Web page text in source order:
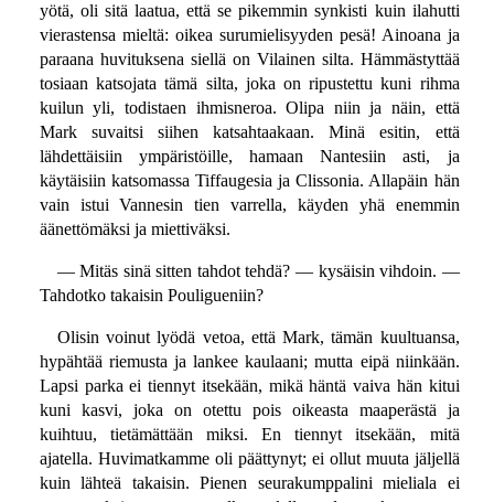
yötä, oli sitä laatua, että se pikemmin synkisti kuin ilahutti
vierastensa mieltä: oikea surumielisyyden pesä! Ainoana ja
paraana huvituksena siellä on Vilainen silta. Hämmästyttää
tosiaan katsojata tämä silta, joka on ripustettu kuni rihma
kuilun yli, todistaen ihmisneroa. Olipa niin ja näin, että
Mark suvaitsi siihen katsahtaakaan. Minä esitin, että
lähdettäisiin ympäristöille, hamaan Nantesiin asti, ja
käytäisiin katsomassa Tiffaugesia ja Clissonia. Allapäin hän
vain istui Vannesin tien varrella, käyden yhä enemmin
äänettömäksi ja miettiväksi.
— Mitäs sinä sitten tahdot tehdä? — kysäisin vihdoin. —
Tahdotko takaisin Pouligueniin?
Olisin voinut lyödä vetoa, että Mark, tämän kuultuansa,
hypähtää riemusta ja lankee kaulaani; mutta eipä niinkään.
Lapsi parka ei tiennyt itsekään, mikä häntä vaiva hän kitui
kuni kasvi, joka on otettu pois oikeasta maaperästä ja
kuihtuu, tietämättään miksi. En tiennyt itsekään, mitä
ajatella. Huvimatkamme oli päättynyt; ei ollut muuta jäljellä
kuin lähteä takaisin. Pienen seurakumppalini mieliala ei